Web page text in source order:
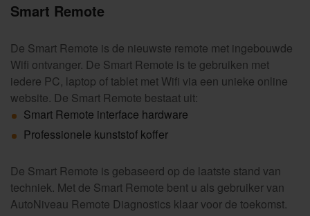
Smart Remote
De Smart Remote is de nieuwste remote met ingebouwde
Wifi ontvanger. De Smart Remote is te gebruiken met
iedere PC, laptop of tablet met Wifi via een unieke online
website. De Smart Remote bestaat uit:
Smart Remote interface hardware
Professionele kunststof koffer
De Smart Remote is gebaseerd op de laatste stand van
techniek. Met de Smart Remote bent u als gebruiker van
AutoNiveau Remote Diagnostics klaar voor de toekomst.